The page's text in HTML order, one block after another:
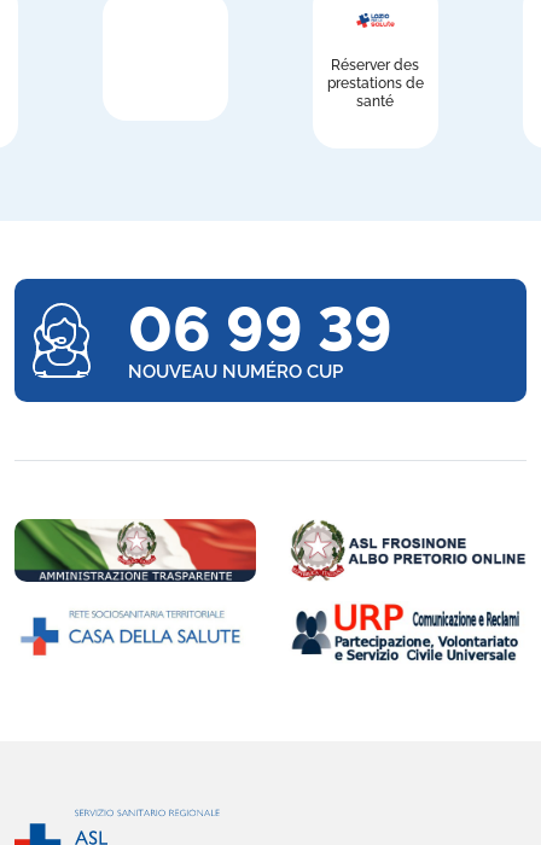
Réserver des
prestations de
santé
06 99 39
NOUVEAU NUMÉRO CUP